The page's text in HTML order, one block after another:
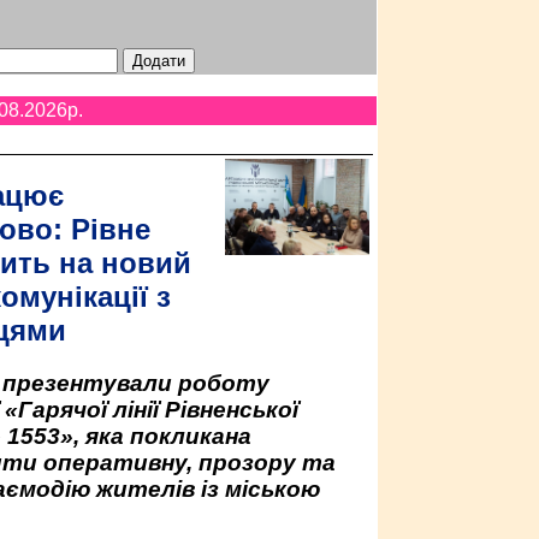
Рівне
на новий
з
презентували роботу
лінії Рівненської
яка покликана
оперативну, прозору та
жителів із міською